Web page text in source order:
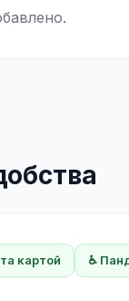
картой ♿